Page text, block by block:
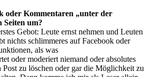
Kommentaren „unter der
um?
Gebot: Leute ernst nehmen und Leuten
nichts schlimmeres auf Facebook oder
als was
oder moderiert niemand oder absolutes
zu löschen oder gar die Möglichkeit zu